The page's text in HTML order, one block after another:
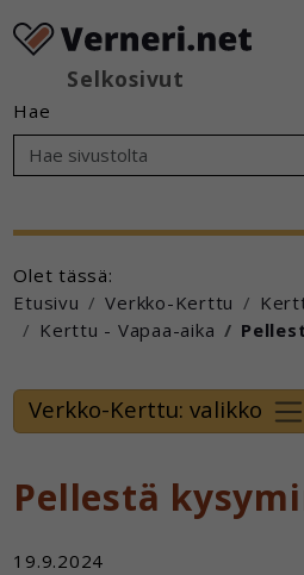
Selkosivut
Hae
Olet tässä:
Etusivu
Verkko-Kerttu
Kerttu - Vapaa-aika
Verkko-Kerttu: valikko
Pellestä
19.9.2024